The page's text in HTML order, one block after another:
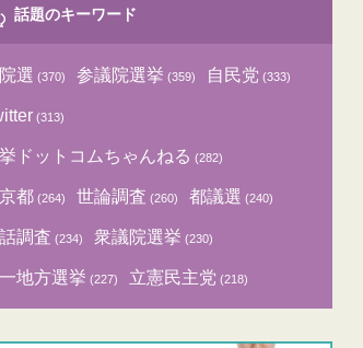
話題のキーワード
選 (370) 参議院選挙 (359) 自民党 (333)
(313)
ドットコムちゃんねる (282)
都 (264) 世論調査 (260) 都議選 (240)
調査 (234) 衆議院選挙 (230)
地方選挙 (227) 立憲民主党 (218)